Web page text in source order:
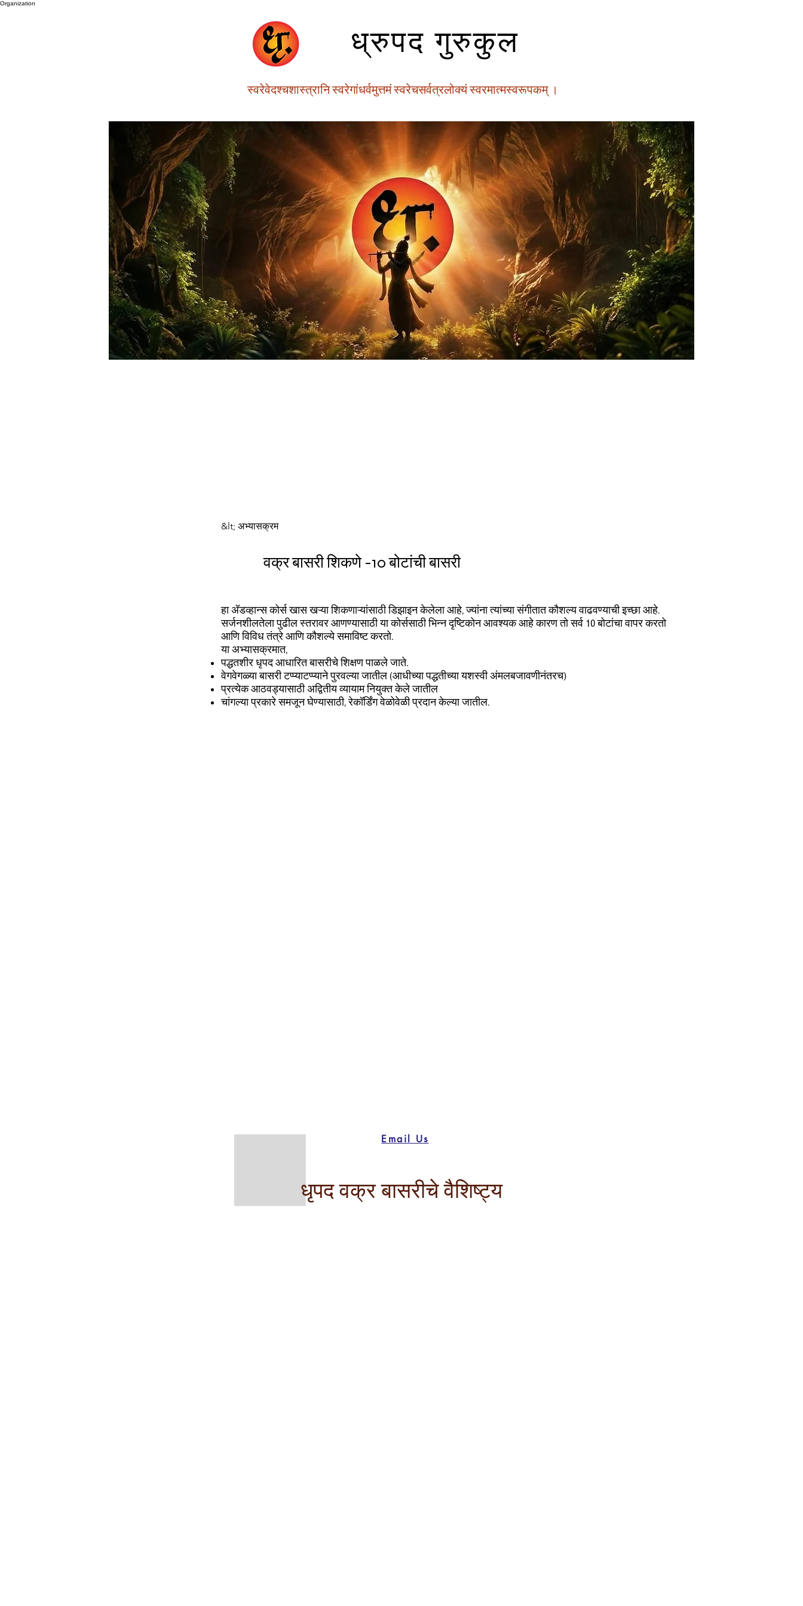
Organization
ध्रुपद गुरुकुल
पुण्यातील सर्वोत्कृष्ट बासरी शिक्षक (भारत) समीर इनामदार
स्वरेवेदश्चशास्त्रानि स्वरेगांधर्वमुत्तमं स्वरेचसर्वत्रलोक्यं स्वरमात्मस्वरूपकम् ।
&lt; अभ्यासक्रम
वक्र बासरी शिकणे -10 बोटांची बासरी
हा अ‍ॅडव्हान्स कोर्स खास खऱ्या शिकणाऱ्यांसाठी डिझाइन केलेला आहे, ज्यांना त्यांच्या संगीतात कौशल्य वाढवण्याची इच्छा आहे.
सर्जनशीलतेला पुढील स्तरावर आणण्यासाठी या कोर्ससाठी भिन्न दृष्टिकोन आवश्यक आहे कारण तो सर्व 10 बोटांचा वापर करतो
आणि विविध तंत्रे आणि कौशल्ये समाविष्ट करतो.
या अभ्यासक्रमात,
पद्धतशीर धृपद आधारित बासरीचे शिक्षण पाळले जाते.
वेगवेगळ्या बासरी टप्प्याटप्प्याने पुरवल्या जातील (आधीच्या पद्धतीच्या यशस्वी अंमलबजावणीनंतरच)
प्रत्येक आठवड्यासाठी अद्वितीय व्यायाम नियुक्त केले जातील
चांगल्या प्रकारे समजून घेण्यासाठी, रेकॉर्डिंग वेळोवेळी प्रदान केल्या जातील.
धृपद वक्र बासरीचे वैशिष्ट्य
Email Us